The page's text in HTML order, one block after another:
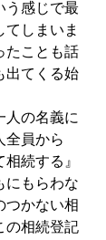
感じで最
てしまいま
たことも話
出てくる始
人の名義に
全員から
続する』
にもらわな
つかない相
の相続登記